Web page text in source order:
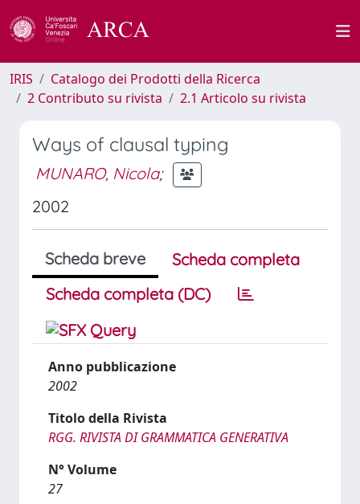
IRIS
Catalogo dei Prodotti della Ricerca
2 Contributo su rivista
2.1 Articolo su rivista
Ways of clausal typing
MUNARO, Nicola;
2002
Scheda breve
Scheda completa
Scheda completa (DC)
Anno pubblicazione
2002
Titolo della Rivista
RGG. RIVISTA DI GRAMMATICA GENERATIVA
N° Volume
27